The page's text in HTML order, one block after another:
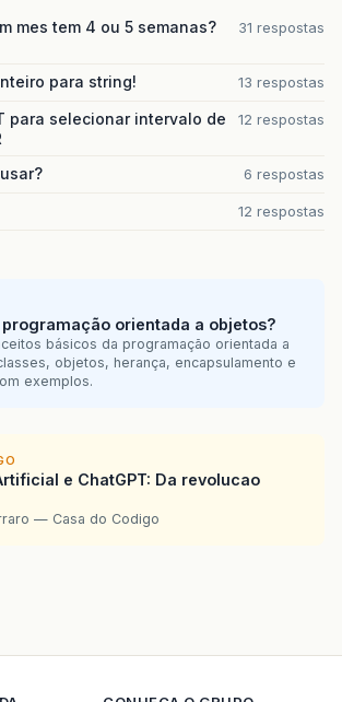
mes tem 4 ou 5 semanas?
31 respostas
para string! 13 respostas
para selecionar intervalo de
12 respostas
6 respostas
12 respostas
programação orientada a objetos?
básicos da programação orientada a
objetos, herança, encapsulamento e
exemplos.
e ChatGPT: Da revolucao
— Casa do Codigo